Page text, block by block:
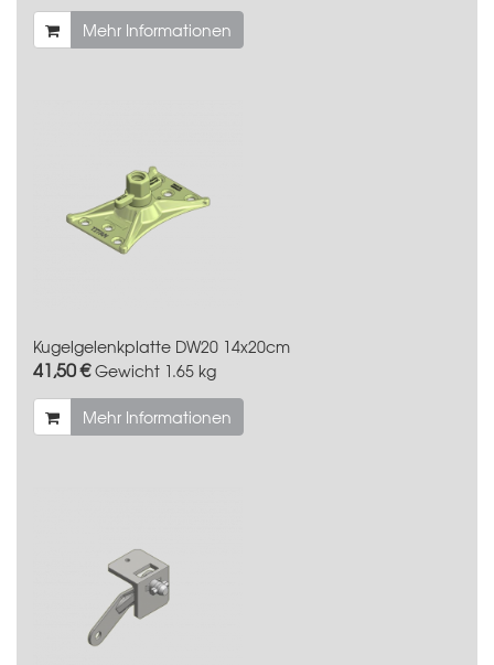
Mehr Informationen
Kugelgelenkplatte DW20 14x20cm
41,50 €Gewicht 1.65 kg
Mehr Informationen